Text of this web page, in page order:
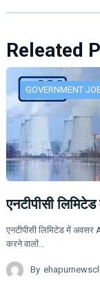
Releated
GOVERNMENT
एनटीपीसी
एनटीपीसी लिमिटेड में अवसर
करने वालों…
By